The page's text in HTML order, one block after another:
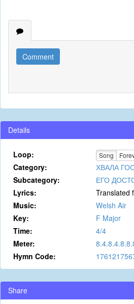
Comment
Details
Loop: Song
Category:
ХВАЛА
Subcategory:
ЕГО
Lyrics:
Translated
Music:
Welsh Air
Key:
F Major
Time:
4/4
Meter:
Hymn Code:
Share